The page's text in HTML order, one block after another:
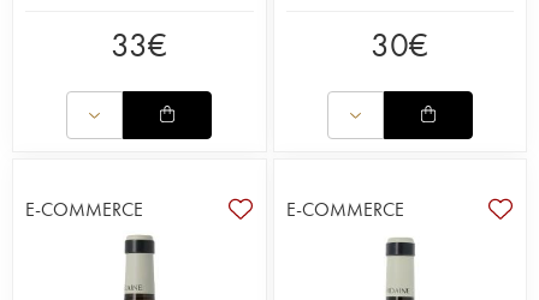
33€ 30€
E-COMMERCE E-COMMERCE